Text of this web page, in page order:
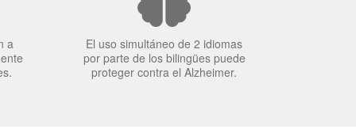
a
El uso simultáneo de 2 idiomas
por parte de los bilingües puede
proteger contra el Alzheimer.